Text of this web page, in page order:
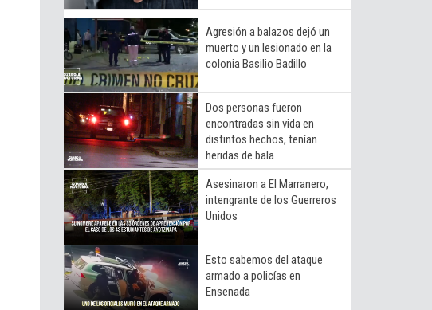
Agresión a balazos dejó un
muerto y un lesionado en la
colonia Basilio Badillo
Dos personas fueron
encontradas sin vida en
distintos hechos, tenían
heridas de bala
Asesinaron a El Marranero,
intengrante de los Guerreros
Unidos
Esto sabemos del ataque
armado a policías en
Ensenada